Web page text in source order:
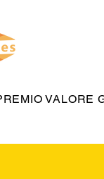
VALORE